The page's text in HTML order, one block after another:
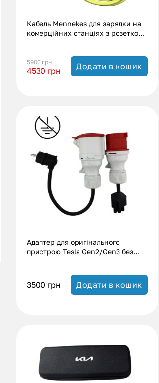
Кабель Mennekes для зарядки на
комерційних станціях з розеткою
5900 грн
4530 грн Додати в кошик
Адаптер для оригінального
пристрою Tesla Gen2/Gen3 без
3500 грн Додати в кошик